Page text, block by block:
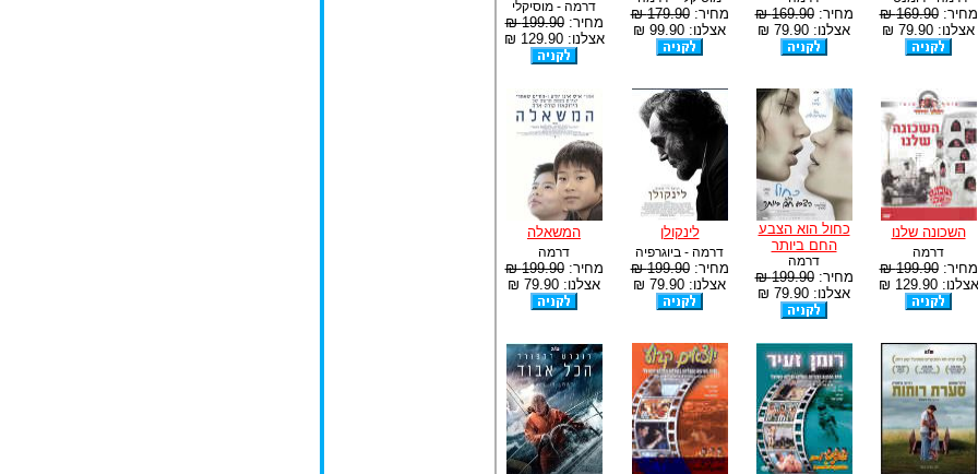
מחיר:169.90 ₪
אצלנו: 79.90 ₪
מחיר:169.90 ₪
אצלנו: 79.90 ₪
מחיר:179.90 ₪
אצלנו: 99.90 ₪
דרמה - מוסיקלי
מחיר:199.90 ₪
אצלנו: 129.90 ₪
השכונה שלנו
דרמה
מחיר:199.90 ₪
אצלנו: 129.90 ₪
כחול הוא הצבע
החם ביותר
דרמה
מחיר:199.90 ₪
אצלנו: 79.90 ₪
לינקולן
דרמה - ביוגרפיה
מחיר:199.90 ₪
אצלנו: 79.90 ₪
המשאלה
דרמה
מחיר:199.90 ₪
אצלנו: 79.90 ₪